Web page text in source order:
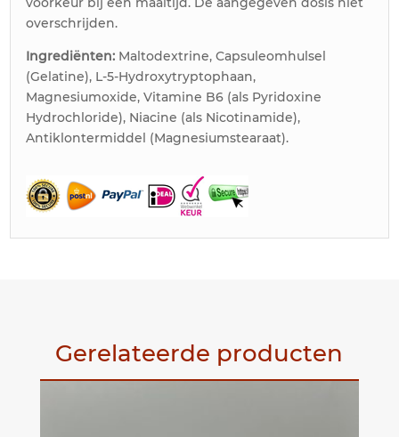
overschrijden.
Ingrediënten: Maltodextrine, Capsuleomhulsel
(Gelatine), L-5-Hydroxytryptophaan,
Magnesiumoxide, Vitamine B6 (als Pyridoxine
Hydrochloride), Niacine (als Nicotinamide),
Antiklontermiddel (Magnesiumstearaat).
Gerelateerde producten